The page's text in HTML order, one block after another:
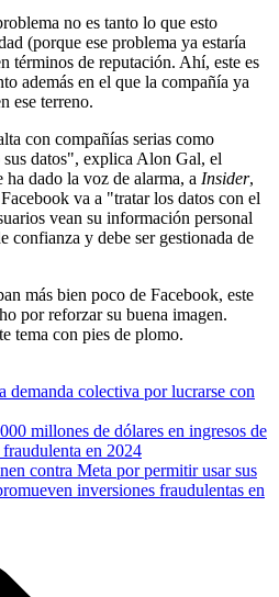
no es tanto lo que esto
(porque ese problema ya estaría
términos de reputación. Ahí, este es
además en el que la compañía ya
ese terreno.
con compañías serias como
datos", explica Alon Gal, el
dado la voz de alarma, a Insider,
va a "tratar los datos con el
vean su información personal
confianza y debe ser gestionada de
más bien poco de Facebook, este
por reforzar su buena imagen.
tema con pies de plomo.
demanda colectiva por lucrarse con
millones de dólares en ingresos de
en 2024
contra Meta por permitir usar sus
inversiones fraudulentas en